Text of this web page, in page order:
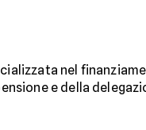
nel
e della